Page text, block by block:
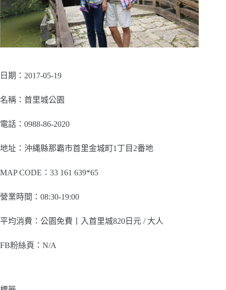
日期：2017-05-19
名稱：首里城公園
電話：0988-86-2020
地址：沖縄縣那霸市首里金城町1丁目2番地
MAP CODE：33 161 639*65
營業時間：08:30-19:00
平均消費：公園免費丨入首里城820日元 / 大人
FB粉絲頁：N/A